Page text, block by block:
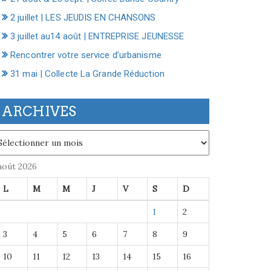
2 juillet | LES JEUDIS EN CHANSONS
3 juillet au14 août | ENTREPRISE JEUNESSE
Rencontrer votre service d’urbanisme
31 mai | Collecte La Grande Réduction
ARCHIVES
2026
L M M J V S D
1 2
3 4 5 6 7 8 9
10 11 12 13 14 15 16